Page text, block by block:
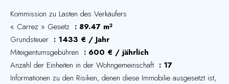
Kommission zu Lasten des Verkäufers
« Carrez » Gesetz
89.47 m²
Grundsteuer
1433 € / Jahr
Miteigentumsgebühren
600 € / jährlich
Anzahl der Einheiten in der Wohngemeinschaft
17
Informationen zu den Risiken, denen diese Immobilie ausgesetzt ist,